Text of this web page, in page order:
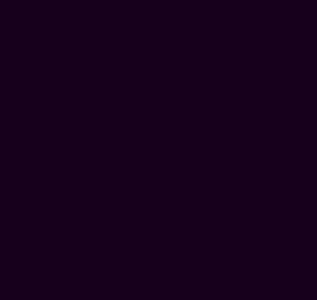
auf absolutem High End-
Handgriffe ideal
Behandlungsraum als
Dentallabor mit direktem
Fertigungen.